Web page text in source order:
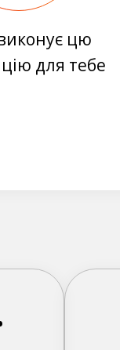
цю
для тебе